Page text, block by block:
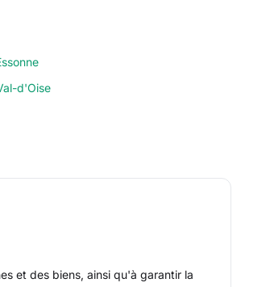
d'Oise
et des biens, ainsi qu'à garantir la